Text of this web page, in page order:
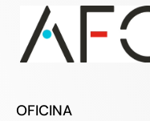
OFICINA